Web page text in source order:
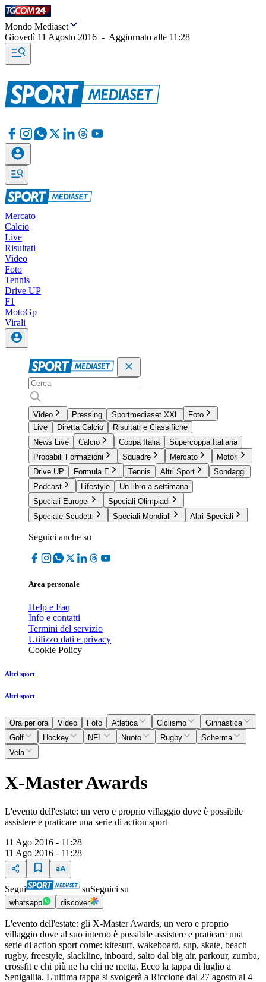
Mondo Mediaset
Giovedì 11 Agosto 2016 - Aggiornato alle 11:28
Mercato
Calcio
Live
Risultati
Video
Foto
Tennis
Drive UP
F1
MotoGp
Virali
Video Pressing Sportmediaset XXL
Foto
Live
Diretta Calcio
Risultati e Classifiche
News Live
Calcio Coppa Italia
Supercoppa Italiana
Probabili Formazioni
Squadre Mercato
Motori
Drive UP
Formula E Tennis Altri Sport
Sondaggi
Podcast
Lifestyle
Un libro a settimana
Speciali Europei
Speciali Olimpiadi
Speciale Scudetti
Speciali Mondiali Altri Speciali
Seguici anche su
Area personale
Help e Faq
Info e contatti
Termini del servizio
Utilizzo dati e privacy
Cookie Policy
Altri sport
Altri sport
Ora per ora Video Foto Atletica Ciclismo
Ginnastica
Golf
Hockey NFL Nuoto Rugby
Scherma
Vela
X-Master Awards
L'evento dell'estate: un vero e proprio villaggio dove è possibile
assistere e praticare una serie di action sport
11 Ago 2016 - 11:28
11 Ago 2016 - 11:28
Segui suSeguici su
whatsapp discover
L'evento dell'estate: gli X-Master Awards, un vero e proprio
villaggio dove al suo interno è possibile assistere e praticare una
serie di action sport come: kitesurf, wakeboard, sup, skate, beach
rugby, freestyle, slackline, inboard, salto dal big air, parkour, zumba,
crossfit e chi più ne ha chi ne metta. Ecco la tappa di luglio a
Senigallia. L'ultima tappa si svolgerà a Riccione dal 27 agosto al 4